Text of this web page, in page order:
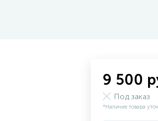
9 500
Под заказ
*Наличие товара